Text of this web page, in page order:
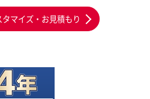
マイズ・お見積もり